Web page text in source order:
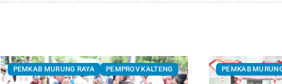
PEMKAB MURUNG RAYA PEMPROV KALTENG PEMKAB